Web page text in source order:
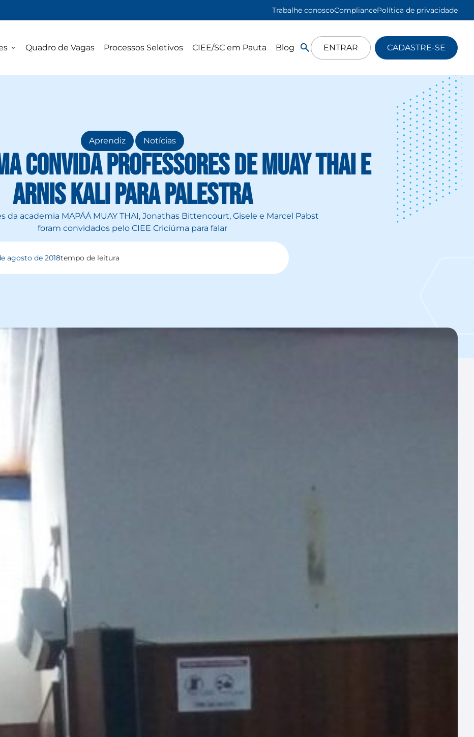
Trabalhe conoscoCompliancePolítica de privacidade
Quadro de Vagas Processos Seletivos CIEE/SC em Pauta Blog ENTRAR CADASTRE-SE
Aprendiz , Notícias
convida professores de Muay Thai e
Arnis Kali para palestra
da academia MAPÁÁ MUAY THAI, Jonathas Bittencourt, Gisele e Marcel Pabst
foram convidados pelo CIEE Criciúma para falar
agosto de 2018tempo de leitura